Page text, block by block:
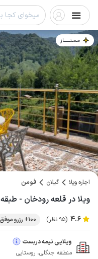
مـمـتــــــاز
اجاره ویلا گیلان فومن
ویلا در قلعه رودخان - طبقه ۲
4.6 (95 نظر) 100+ رزرو موفق
ویلایی نیمه دربست
منطقه جنگلی، روستایی